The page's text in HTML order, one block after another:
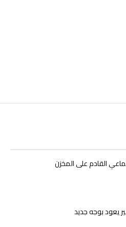
القادم على المخزن
يعود بوجه جديد